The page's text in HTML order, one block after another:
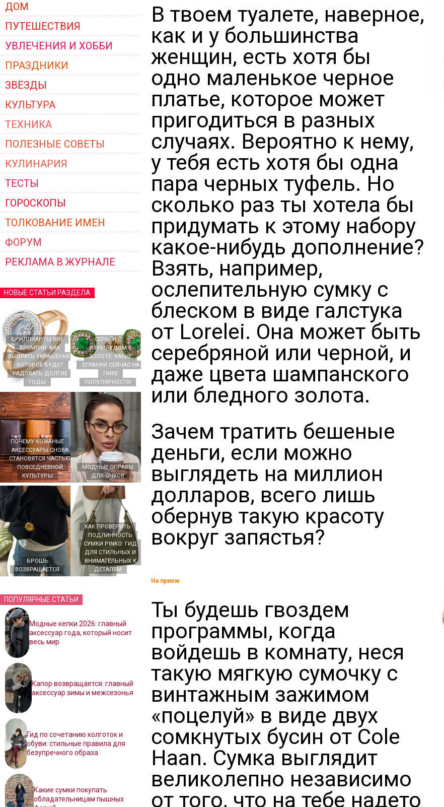
ДОМ
ПУТЕШЕСТВИЯ
УВЛЕЧЕНИЯ И ХОББИ
ПРАЗДНИКИ
ЗВЁЗДЫ
КУЛЬТУРА
ТЕХНИКА
ПОЛЕЗНЫЕ СОВЕТЫ
КУЛИНАРИЯ
ТЕСТЫ
ГОРОСКОПЫ
ТОЛКОВАНИЕ ИМЕН
ФОРУМ
РЕКЛАМА В ЖУРНАЛЕ
НОВЫЕ СТАТЬИ РАЗДЕЛА
БРИЛЛИАНТЫ ВНЕ
ВРЕМЕНИ: КАК
ВЫБРАТЬ УКРАШЕНИЕ,
КОТОРОЕ БУДЕТ
РАДОВАТЬ ДОЛГИЕ
ГОДЫ
СЕРЬГИ С
ИЗУМРУДОМ В
ЗОЛОТЕ: КАКИЕ
ОГРАНКИ СЕЙЧАС НА
ПИКЕ
ПОПУЛЯРНОСТИ
ПОЧЕМУ КОЖАНЫЕ
АКСЕССУАРЫ СНОВА
СТАНОВЯТСЯ ЧАСТЬЮ
ПОВСЕДНЕВНОЙ
КУЛЬТУРЫ
МОДНЫЕ ОПРАВЫ
ДЛЯ ОЧКОВ
БРОШЬ
ВОЗВРАЩАЕТСЯ
КАК ПРОВЕРИТЬ
ПОДЛИННОСТЬ
СУМКИ PINKO: ГИД
ДЛЯ СТИЛЬНЫХ И
ВНИМАТЕЛЬНЫХ К
ДЕТАЛЯМ
ПОПУЛЯРНЫЕ СТАТЬИ
Модные кепки 2026: главный
аксессуар года, который носит
весь мир
Капор возвращается: главный
аксессуар зимы и межсезонья
Гид по сочетанию колготок и
обуви: стильные правила для
безупречного образа
Какие сумки покупать
обладательницам пышных
В твоем туалете, наверное,
как и у большинства
женщин, есть хотя бы
одно маленькое черное
платье, которое может
пригодиться в разных
случаях. Вероятно к нему,
у тебя есть хотя бы одна
пара черных туфель. Но
сколько раз ты хотела бы
придумать к этому набору
какое-нибудь дополнение?
Взять, например,
ослепительную сумку с
блеском в виде галстука
от Lorelei. Она может быть
серебряной или черной, и
даже цвета шампанского
или бледного золота.
Зачем тратить бешеные
деньги, если можно
выглядеть на миллион
долларов, всего лишь
обернув такую красоту
вокруг запястья?
На прием
Ты будешь гвоздем
программы, когда
войдешь в комнату, неся
такую мягкую сумочку с
винтажным зажимом
«поцелуй» в виде двух
сомкнутых бусин от Cole
Haan. Сумка выглядит
великолепно независимо
от того, что на тебе надето